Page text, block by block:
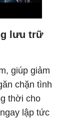
lưu trữ
giúp giảm
chặn tình
thời cho
lập tức